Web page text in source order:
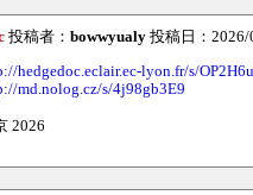
投稿者： bowwyualy 投稿日：2026/
hedgedoc.eclair.ec-lyon.fr/s/
md.nolog.cz/s/4j98gb3E9
2026